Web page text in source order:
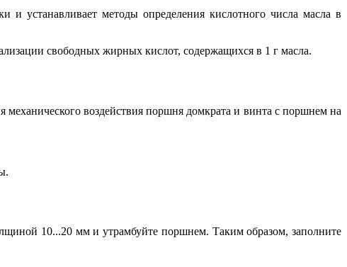
и устанавливает методы определения кислотного числа масла в
свободных жирных кислот, содержащихся в 1 г масла.
воздействия поршня домкрата и винта с поршнем на
10...20 мм и утрамбуйте поршнем. Таким образом, заполните